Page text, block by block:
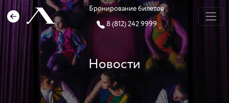
Бронирование билетов
8 (812) 242 9999
Новости